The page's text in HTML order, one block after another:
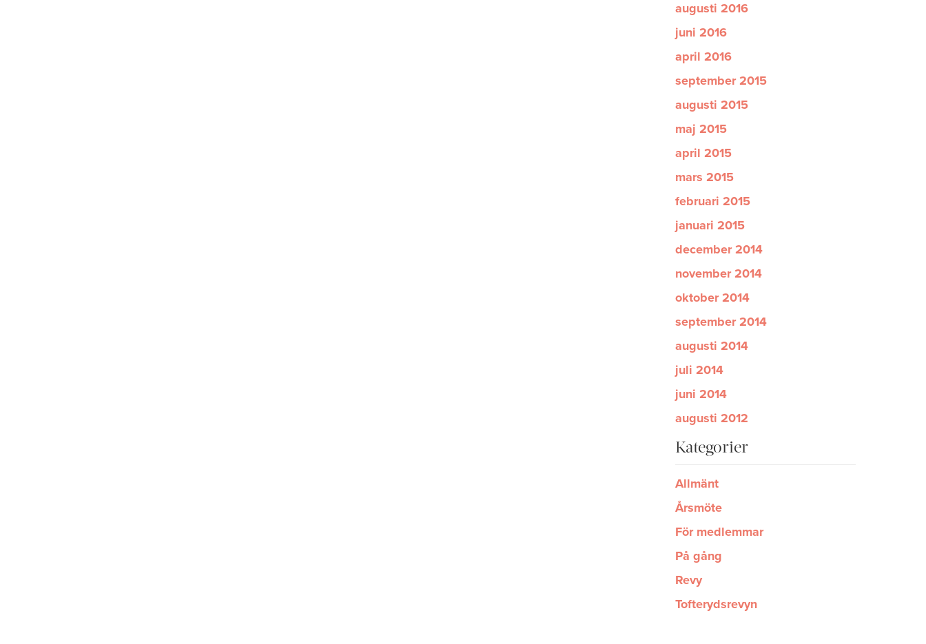
augusti 2016
juni 2016
april 2016
september 2015
augusti 2015
maj 2015
april 2015
mars 2015
februari 2015
januari 2015
december 2014
november 2014
oktober 2014
september 2014
augusti 2014
juli 2014
juni 2014
augusti 2012
Kategorier
Allmänt
Årsmöte
För medlemmar
På gång
Revy
Tofterydsrevyn